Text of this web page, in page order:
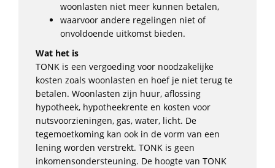
woonlasten niet meer kunnen betalen,
waarvoor andere regelingen niet of
onvoldoende uitkomst bieden.
Wat het is
TONK is een vergoeding voor noodzakelijke
kosten zoals woonlasten en hoef je niet terug te
betalen. Woonlasten zijn huur, aflossing
hypotheek, hypotheekrente en kosten voor
nutsvoorzieningen, gas, water, licht. De
tegemoetkoming kan ook in de vorm van een
lening worden verstrekt. TONK is geen
inkomensondersteuning. De hoogte van TONK